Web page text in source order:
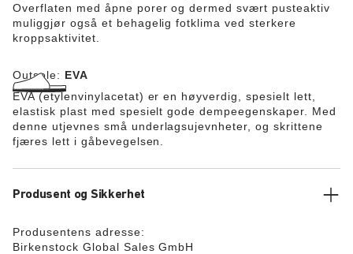
Overflaten med åpne porer og dermed svært pusteaktiv
muliggjør også et behagelig fotklima ved sterkere
kroppsaktivitet.
Outsole: EVA
EVA (etylenvinylacetat) er en høyverdig, spesielt lett,
elastisk plast med spesielt gode dempeegenskaper. Med
denne utjevnes små underlagsujevnheter, og skrittene
fjæres lett i gåbevegelsen.
Produsent og Sikkerhet
Produsentens adresse:
Birkenstock Global Sales GmbH